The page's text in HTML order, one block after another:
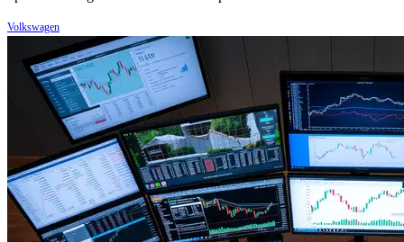
Volkswagen